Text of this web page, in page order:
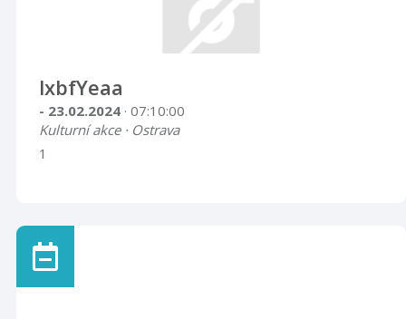
lxbfYeaa
- 23.02.2024 · 07:10:00
Kulturní akce · Ostrava
1